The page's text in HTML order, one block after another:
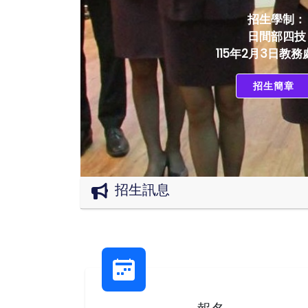
招生學制：
日間部四技
115年2月3日教務
招生簡章
招生訊息